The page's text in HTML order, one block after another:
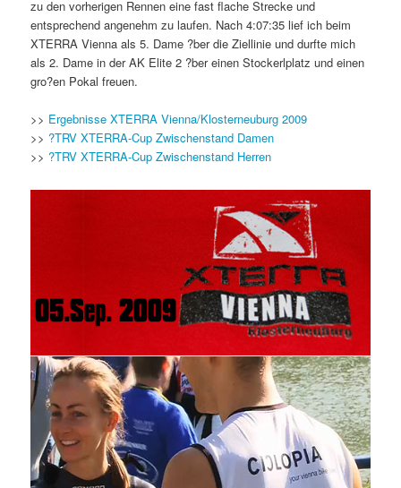
zu den vorherigen Rennen eine fast flache Strecke und
entsprechend angenehm zu laufen. Nach 4:07:35 lief ich beim
XTERRA Vienna als 5. Dame ?ber die Ziellinie und durfte mich
als 2. Dame in der AK Elite 2 ?ber einen Stockerlplatz und einen
gro?en Pokal freuen.
>> Ergebnisse XTERRA Vienna/Klosterneuburg 2009
>> ?TRV XTERRA-Cup Zwischenstand Damen
>> ?TRV XTERRA-Cup Zwischenstand Herren